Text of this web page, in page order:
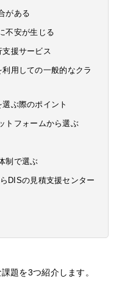
がある
不安が生じる
支援サービス
用しての一般的なクラ
ぶ際のポイント
トフォームから選ぶ
制で選ぶ
DISの見積支援センター
題を3つ紹介します。